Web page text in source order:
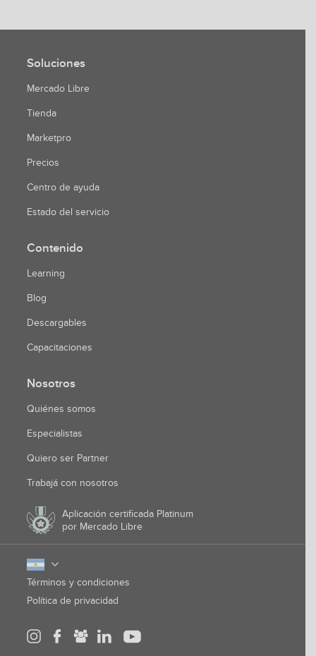
Soluciones
Mercado Libre
Tienda
Marketpro
Precios
Centro de ayuda
Estado del servicio
Contenido
Learning
Blog
Descargables
Capacitaciones
Nosotros
Quiénes somos
Especialistas
Quiero ser Partner
Trabajá con nosotros
Aplicación certificada Platinum
por Mercado Libre
Términos y condiciones
Política de privacidad